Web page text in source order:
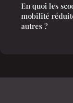
En quoi les
mobilité
autres ?